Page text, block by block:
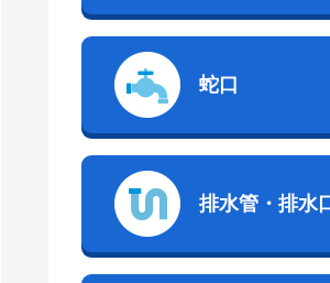
蛇口
排水管・排水